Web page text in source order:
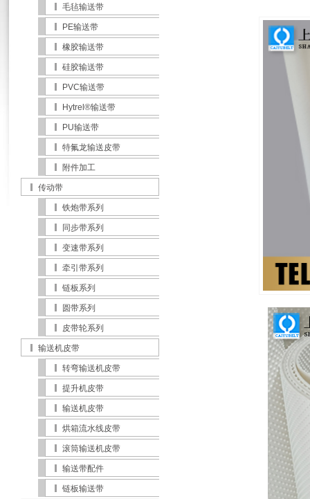
毛毡输送带
PE输送带
橡胶输送带
硅胶输送带
PVC输送带
Hytrel®输送带
PU输送带
特氟龙输送皮带
附件加工
传动带
铁炮带系列
同步带系列
变速带系列
牵引带系列
链板系列
圆带系列
皮带轮系列
输送机皮带
转弯输送机皮带
提升机皮带
输送机皮带
烘箱流水线皮带
滚筒输送机皮带
输送带配件
链板输送带